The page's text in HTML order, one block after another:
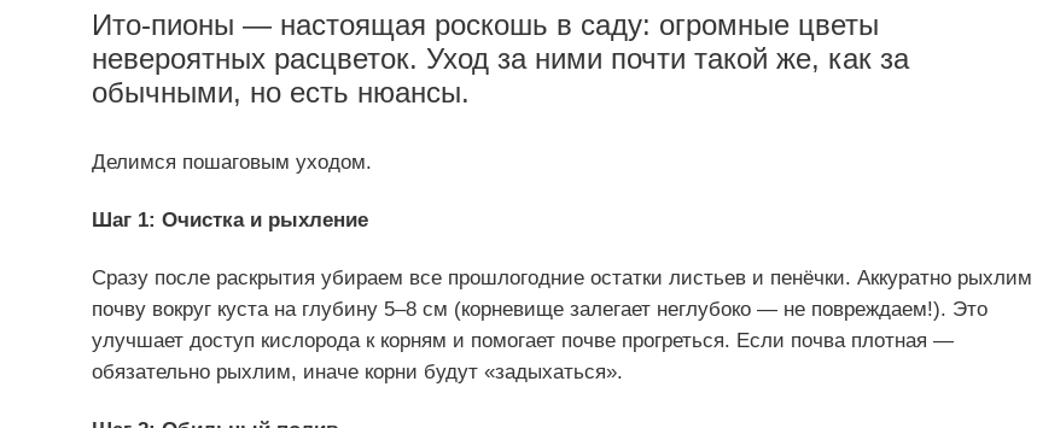
Ито-пионы — настоящая роскошь в саду: огромные цветы
невероятных расцветок. Уход за ними почти такой же, как за
обычными, но есть нюансы.
Делимся пошаговым уходом.
Шаг 1: Очистка и рыхление
Сразу после раскрытия убираем все прошлогодние остатки листьев и пенёчки. Аккуратно рыхлим
почву вокруг куста на глубину 5–8 см (корневище залегает неглубоко — не повреждаем!). Это
улучшает доступ кислорода к корням и помогает почве прогреться. Если почва плотная —
обязательно рыхлим, иначе корни будут «задыхаться».